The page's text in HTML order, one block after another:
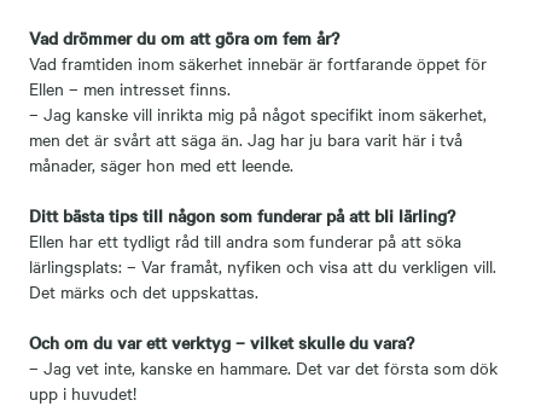
Vad drömmer du om att göra om fem år?
Vad framtiden inom säkerhet innebär är fortfarande öppet för
Ellen – men intresset finns.
– Jag kanske vill inrikta mig på något specifikt inom säkerhet,
men det är svårt att säga än. Jag har ju bara varit här i två
månader, säger hon med ett leende.
Ditt bästa tips till någon som funderar på att bli lärling?
Ellen har ett tydligt råd till andra som funderar på att söka
lärlingsplats: – Var framåt, nyfiken och visa att du verkligen vill.
Det märks och det uppskattas.
Och om du var ett verktyg – vilket skulle du vara?
– Jag vet inte, kanske en hammare. Det var det första som dök
upp i huvudet!